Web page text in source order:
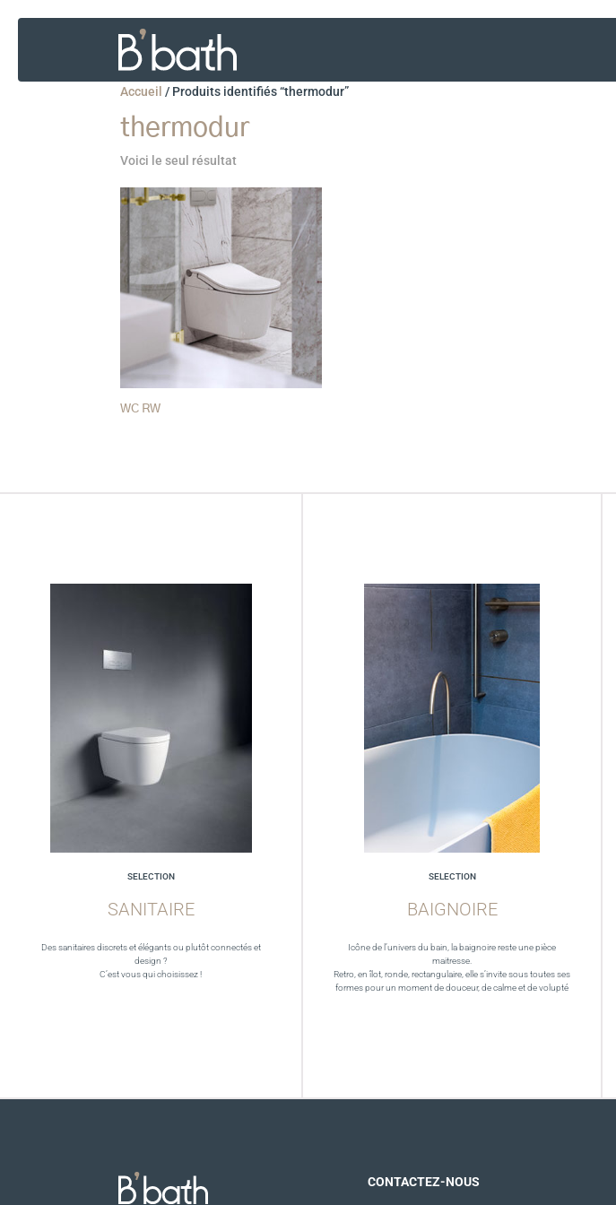
Accueil / Produits identifiés “thermodur”
thermodur
Voici le seul résultat
WC RW
SELECTION
SANITAIRE
Des sanitaires discrets et élégants ou plutôt connectés et
design ?
C’est vous qui choisissez !
SELECTION
BAIGNOIRE
Icône de l’univers du bain, la baignoire reste une pièce
maitresse.
Retro, en îlot, ronde, rectangulaire, elle s’invite sous toutes ses
formes pour un moment de douceur, de calme et de volupté
CONTACTEZ-NOUS